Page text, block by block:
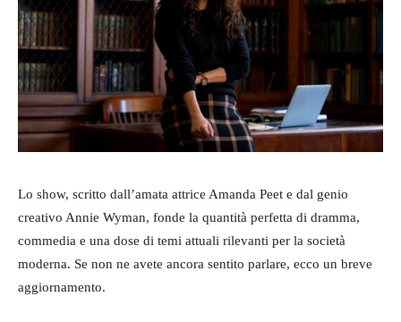
Lo show, scritto dall’amata attrice Amanda Peet e dal genio
creativo Annie Wyman, fonde la quantità perfetta di dramma,
commedia e una dose di temi attuali rilevanti per la società
moderna. Se non ne avete ancora sentito parlare, ecco un breve
aggiornamento.